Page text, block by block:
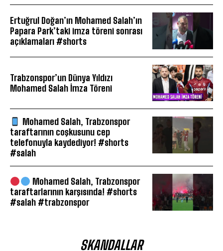
Ertuğrul Doğan’ın Mohamed Salah’ın
Papara Park’taki imza töreni sonrası
açıklamaları #shorts
Trabzonspor’un Dünya Yıldızı
Mohamed Salah İmza Töreni
Mohamed Salah, Trabzonspor
taraftarının coşkusunu cep
telefonuyla kaydediyor! #shorts
#salah
Mohamed Salah, Trabzonspor
taraftarlarının karşısında! #shorts
#salah #trabzonspor
SKANDALLAR